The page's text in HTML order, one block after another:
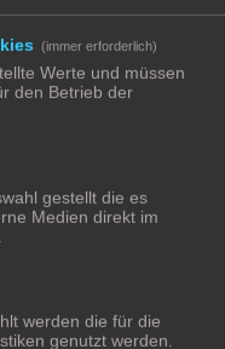
1 von1
Gehe zu
(immer erforderlich)
Werte und müssen
den Betrieb der
gestellt die es
Medien direkt im
werden die für die
genutzt werden.